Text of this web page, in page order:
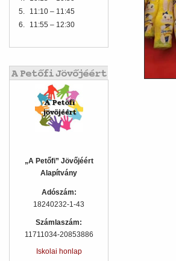
5.
11:10 – 11:45
6.
11:55 – 12:30
„A Petőfi” Jövőjéért
Alapítvány
Adószám:
18240232-1-43
Számlaszám:
11711034-20853886
Iskolai honlap